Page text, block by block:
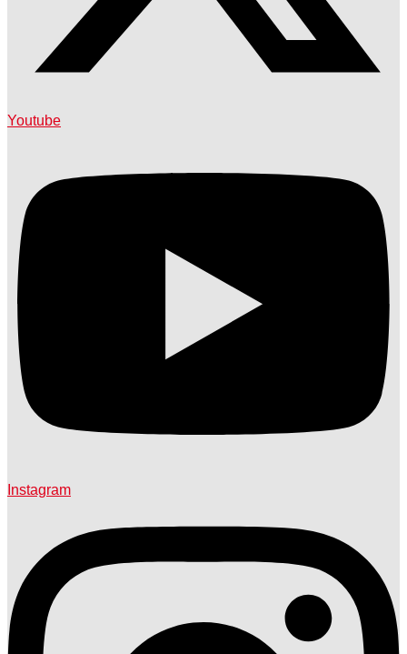
Youtube
Instagram